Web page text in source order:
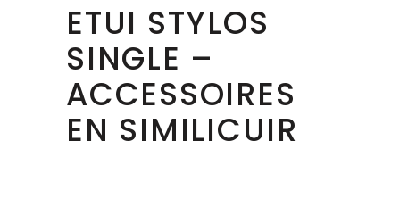
ETUI STYLOS
SINGLE –
ACCESSOIRES
EN SIMILICUIR